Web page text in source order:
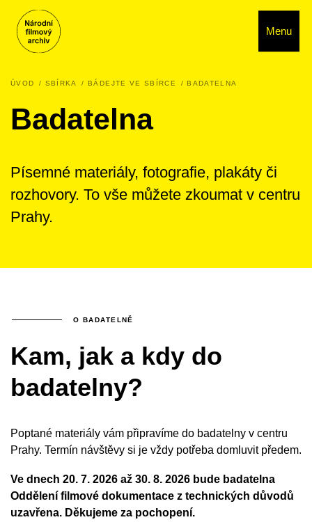
Menu
ÚVOD SBÍRKA BÁDEJTE VE SBÍRCE BADATELNA
Badatelna
Písemné materiály, fotografie, plakáty či
rozhovory. To vše můžete zkoumat v centru
Prahy.
O BADATELNĚ
Kam, jak a kdy do
badatelny?
Poptané materiály vám připravíme do badatelny v centru
Prahy. Termín návštěvy si je vždy potřeba domluvit předem.
Ve dnech 20. 7. 2026 až 30. 8. 2026 bude badatelna
Oddělení filmové dokumentace z technických důvodů
uzavřena. Děkujeme za pochopení.